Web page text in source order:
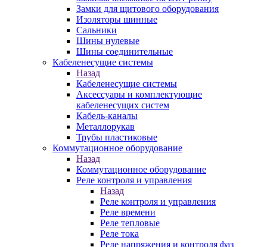
Замки для щитового оборудования
Изоляторы шинные
Сальники
Шины нулевые
Шины соединительные
Кабеленесущие системы
Назад
Кабеленесущие системы
Аксессуары и комплектующие
кабеленесущих систем
Кабель-каналы
Металлорукав
Трубы пластиковые
Коммутационное оборудование
Назад
Коммутационное оборудование
Реле контроля и управления
Назад
Реле контроля и управления
Реле времени
Реле тепловые
Реле тока
Реле напряжения и контроля фаз